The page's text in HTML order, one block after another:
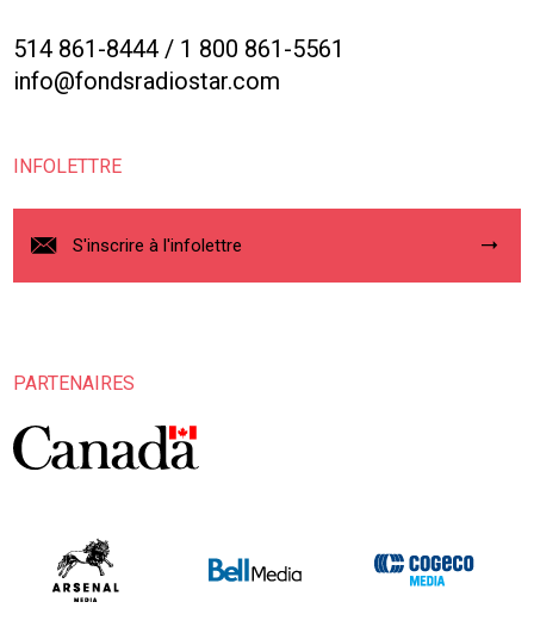
514 861-8444 / 1 800 861-5561
info@fondsradiostar.com
INFOLETTRE
S'inscrire à l'infolettre
PARTENAIRES